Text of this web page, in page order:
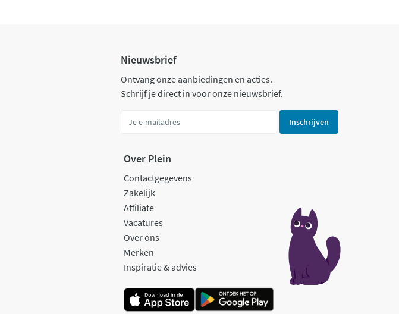
Nieuwsbrief
Ontvang onze aanbiedingen en acties.
Schrijf je direct in voor onze nieuwsbrief.
Inschrijven
Over Plein
Contactgegevens
Zakelijk
Affiliate
Vacatures
Over ons
Merken
Inspiratie & advies